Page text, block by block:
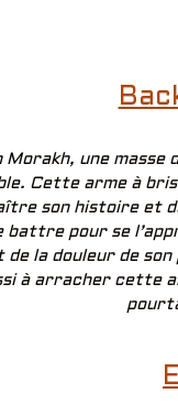
une masse
Cette arme à
son histoire et
battre pour se
de la douleur de
à arracher cette